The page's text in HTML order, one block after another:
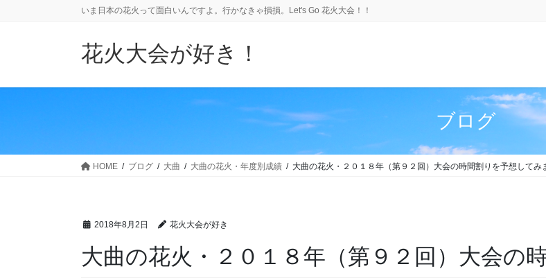
へ
プ
ョ
動
いま日本の花火って面白いんですよ。行かなきゃ損損。Let's Go 花火大会！！
花火大会が好き！
ブログ
HOME ブログ 大曲 大曲の花火・年度別成績 大曲の花火・２０１８年（第９２回）大会の時間割りを予想してみ
2018年8月2日 花火大会が好き
大曲の花火・２０１８年（第９２回）大会の